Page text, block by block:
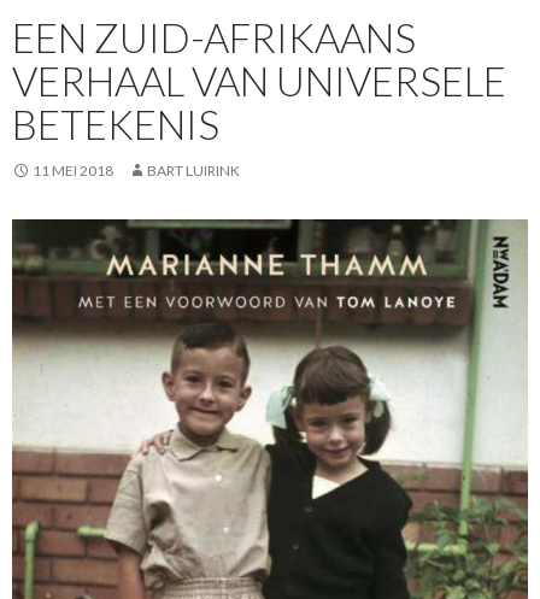
EEN ZUID-AFRIKAANS
VERHAAL VAN UNIVERSELE
BETEKENIS
11 MEI 2018 BART LUIRINK